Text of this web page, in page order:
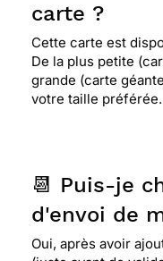
carte ?
Cette carte est
De la plus petite
grande (carte
votre taille préférée.
📆 Puis-je
d'envoi de
Oui, après avoir